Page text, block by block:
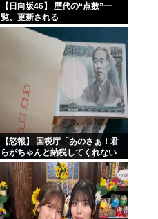
【日向坂46】 歴代の“点数”一
覧、更新される
【怒報】 国税庁「あのさぁ！君
らがちゃんと納税してくれない
とこうなっちゃうけどどうす
る？！」←これw w w w w w w w